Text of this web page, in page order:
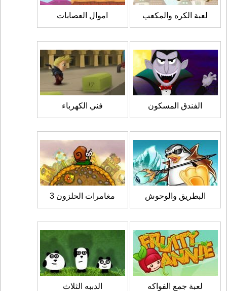
لعبة الكره والمكعب اموال العصابات
الفندق المسكون فني الكهرباء
البطريق والوحوش مغامرات الحلزون 3
لعبة جمع الفواكه الدببه الثلاث